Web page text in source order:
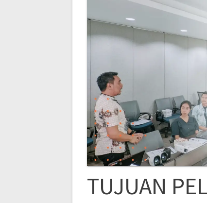
TUJUAN